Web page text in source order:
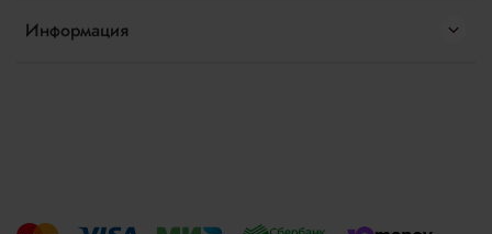
Информация